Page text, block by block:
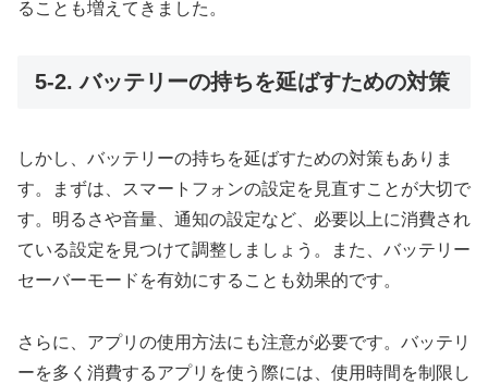
ることも増えてきました。
5-2. バッテリーの持ちを延ばすための対策
しかし、バッテリーの持ちを延ばすための対策もありま
す。まずは、スマートフォンの設定を見直すことが大切で
す。明るさや音量、通知の設定など、必要以上に消費され
ている設定を見つけて調整しましょう。また、バッテリー
セーバーモードを有効にすることも効果的です。
さらに、アプリの使用方法にも注意が必要です。バッテリ
ーを多く消費するアプリを使う際には、使用時間を制限し